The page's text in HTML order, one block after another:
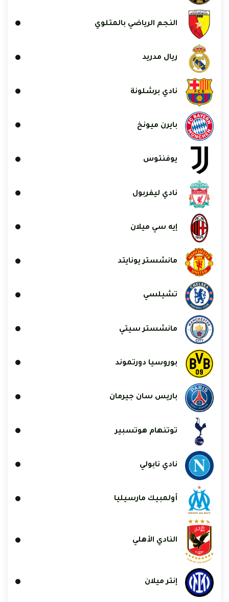
النجم الرياضي بالمتلوي
ريال مدريد
نادي برشلونة
بايرن ميونخ
يوفنتوس
نادي ليفربول
إيه سي ميلان
مانشستر يونايتد
تشيلسي
مانشستر سيتي
بوروسيا دورتموند
باريس سان جيرمان
توتنهام هوتسبير
نادي نابولي
أولمبيك مارسيليا
النادي الأهلي
إنتر ميلان